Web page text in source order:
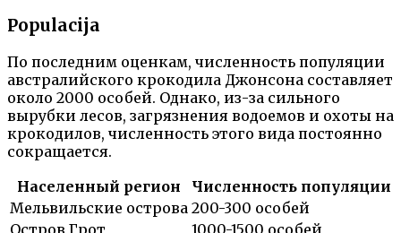
Populacija
По последним оценкам, численность популяции
австралийского крокодила Джонсона составляет
около 2000 особей. Однако, из-за сильного
вырубки лесов, загрязнения водоемов и охоты на
крокодилов, численность этого вида постоянно
сокращается.
Населенный регион
Численность популяции
Мельвильские острова 200-300 особей
Остров Грот
1000-1500 особей